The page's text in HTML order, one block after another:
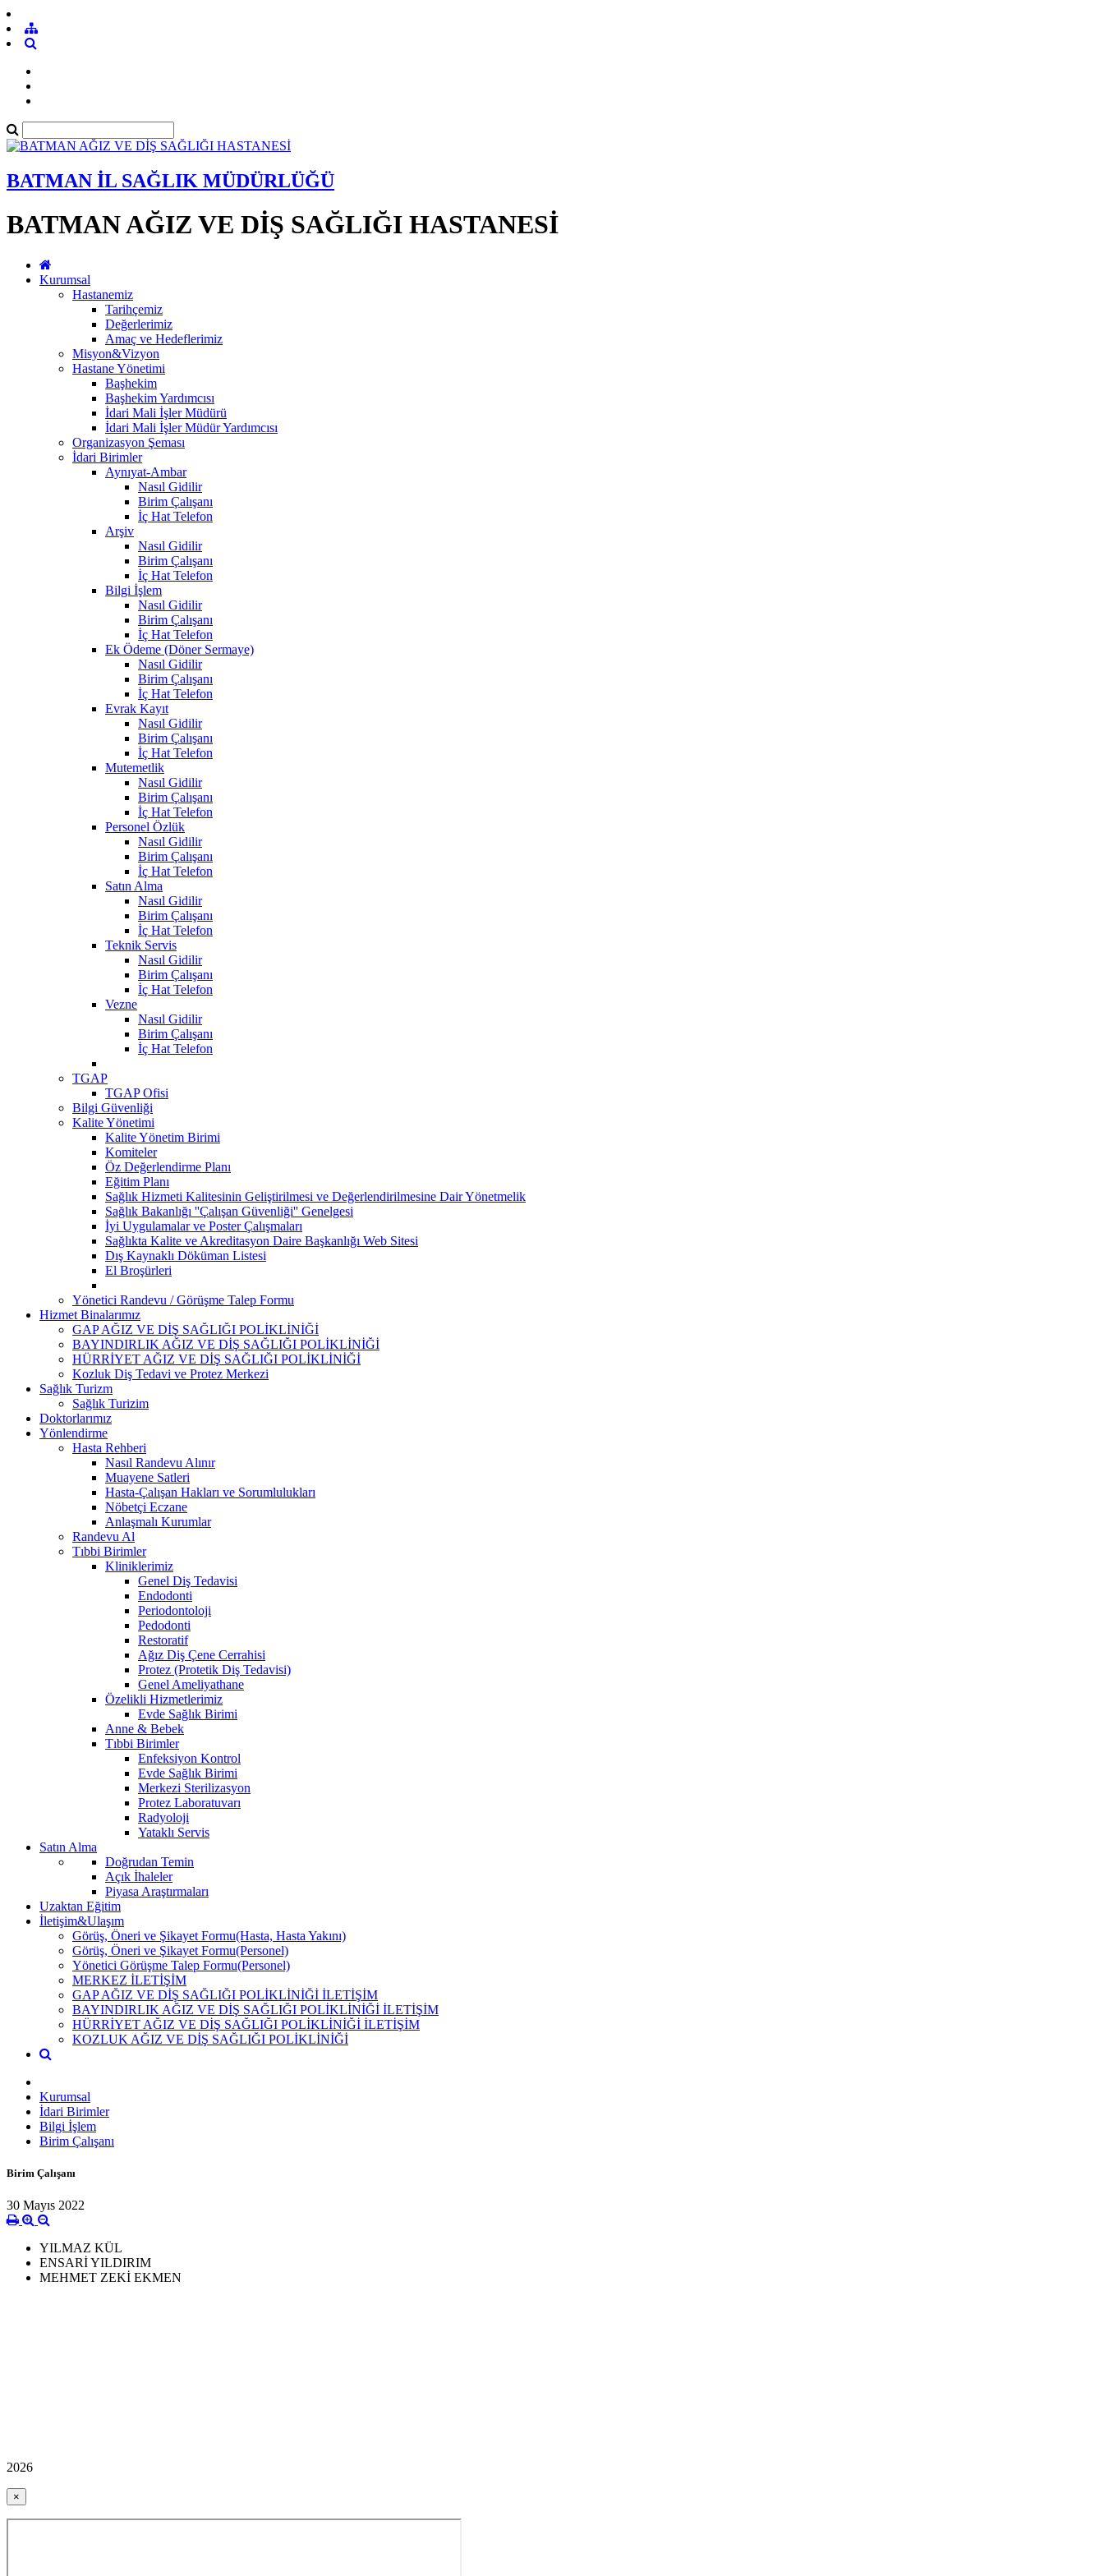
BATMAN İL SAĞLIK MÜDÜRLÜĞÜ
BATMAN AĞIZ VE DİŞ SAĞLIĞI HASTANESİ
Kurumsal
Hastanemiz
Tarihçemiz
Değerlerimiz
Amaç ve Hedeflerimiz
Misyon&Vizyon
Hastane Yönetimi
Başhekim
Başhekim Yardımcısı
İdari Mali İşler Müdürü
İdari Mali İşler Müdür Yardımcısı
Organizasyon Şeması
İdari Birimler
Aynıyat-Ambar
Nasıl Gidilir
Birim Çalışanı
İç Hat Telefon
Arşiv
Nasıl Gidilir
Birim Çalışanı
İç Hat Telefon
Bilgi İşlem
Nasıl Gidilir
Birim Çalışanı
İç Hat Telefon
Ek Ödeme (Döner Sermaye)
Nasıl Gidilir
Birim Çalışanı
İç Hat Telefon
Evrak Kayıt
Nasıl Gidilir
Birim Çalışanı
İç Hat Telefon
Mutemetlik
Nasıl Gidilir
Birim Çalışanı
İç Hat Telefon
Personel Özlük
Nasıl Gidilir
Birim Çalışanı
İç Hat Telefon
Satın Alma
Nasıl Gidilir
Birim Çalışanı
İç Hat Telefon
Teknik Servis
Nasıl Gidilir
Birim Çalışanı
İç Hat Telefon
Vezne
Nasıl Gidilir
Birim Çalışanı
İç Hat Telefon
TGAP
TGAP Ofisi
Bilgi Güvenliği
Kalite Yönetimi
Kalite Yönetim Birimi
Komiteler
Öz Değerlendirme Planı
Eğitim Planı
Sağlık Hizmeti Kalitesinin Geliştirilmesi ve Değerlendirilmesine Dair Yönetmelik
Sağlık Bakanlığı ''Çalışan Güvenliği'' Genelgesi
İyi Uygulamalar ve Poster Çalışmaları
Sağlıkta Kalite ve Akreditasyon Daire Başkanlığı Web Sitesi
Dış Kaynaklı Döküman Listesi
El Broşürleri
Yönetici Randevu / Görüşme Talep Formu
Hizmet Binalarımız
GAP AĞIZ VE DİŞ SAĞLIĞI POLİKLİNİĞİ
BAYINDIRLIK AĞIZ VE DİŞ SAĞLIĞI POLİKLİNİĞİ
HÜRRİYET AĞIZ VE DİŞ SAĞLIĞI POLİKLİNİĞİ
Kozluk Diş Tedavi ve Protez Merkezi
Sağlık Turizm
Sağlık Turizim
Doktorlarımız
Yönlendirme
Hasta Rehberi
Nasıl Randevu Alınır
Muayene Satleri
Hasta-Çalışan Hakları ve Sorumlulukları
Nöbetçi Eczane
Anlaşmalı Kurumlar
Randevu Al
Tıbbi Birimler
Kliniklerimiz
Genel Diş Tedavisi
Endodonti
Periodontoloji
Pedodonti
Restoratif
Ağız Diş Çene Cerrahisi
Protez (Protetik Diş Tedavisi)
Genel Ameliyathane
Özelikli Hizmetlerimiz
Evde Sağlık Birimi
Anne & Bebek
Tıbbi Birimler
Enfeksiyon Kontrol
Evde Sağlık Birimi
Merkezi Sterilizasyon
Protez Laboratuvarı
Radyoloji
Yataklı Servis
Satın Alma
Doğrudan Temin
Açık İhaleler
Piyasa Araştırmaları
Uzaktan Eğitim
İletişim&Ulaşım
Görüş, Öneri ve Şikayet Formu(Hasta, Hasta Yakını)
Görüş, Öneri ve Şikayet Formu(Personel)
Yönetici Görüşme Talep Formu(Personel)
MERKEZ İLETİŞİM
GAP AĞIZ VE DİŞ SAĞLIĞI POLİKLİNİĞİ İLETİŞİM
BAYINDIRLIK AĞIZ VE DİŞ SAĞLIĞI POLİKLİNİĞİ İLETİŞİM
HÜRRİYET AĞIZ VE DİŞ SAĞLIĞI POLİKLİNİĞİ İLETİŞİM
KOZLUK AĞIZ VE DİŞ SAĞLIĞI POLİKLİNİĞİ
Kurumsal
İdari Birimler
Bilgi İşlem
Birim Çalışanı
Birim Çalışanı
30 Mayıs 2022
YILMAZ KÜL
ENSARİ YILDIRIM
MEHMET ZEKİ EKMEN
2026
×